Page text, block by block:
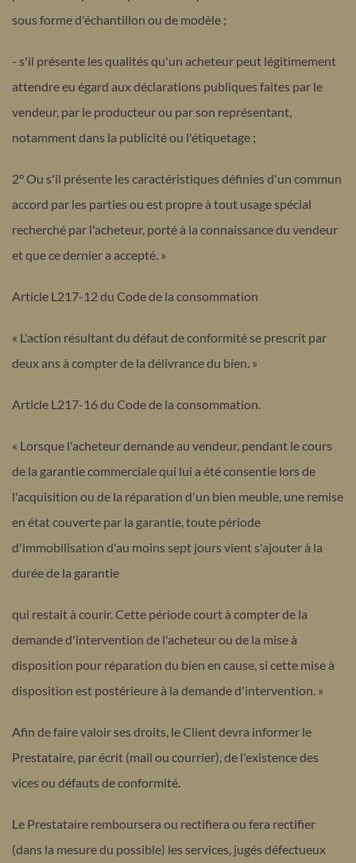
sous forme d'échantillon ou de modèle ;
- s'il présente les qualités qu'un acheteur peut légitimement
attendre eu égard aux déclarations publiques faites par le
vendeur, par le producteur ou par son représentant,
notamment dans la publicité ou l'étiquetage ;
2° Ou s'il présente les caractéristiques définies d'un commun
accord par les parties ou est propre à tout usage spécial
recherché par l'acheteur, porté à la connaissance du vendeur
et que ce dernier a accepté. »
Article L217-12 du Code de la consommation
« L'action résultant du défaut de conformité se prescrit par
deux ans à compter de la délivrance du bien. »
Article L217-16 du Code de la consommation.
« Lorsque l'acheteur demande au vendeur, pendant le cours
de la garantie commerciale qui lui a été consentie lors de
l'acquisition ou de la réparation d'un bien meuble, une remise
en état couverte par la garantie, toute période
d'immobilisation d'au moins sept jours vient s'ajouter à la
durée de la garantie
qui restait à courir. Cette période court à compter de la
demande d'intervention de l'acheteur ou de la mise à
disposition pour réparation du bien en cause, si cette mise à
disposition est postérieure à la demande d'intervention. »
Afin de faire valoir ses droits, le Client devra informer le
Prestataire, par écrit (mail ou courrier), de l'existence des
vices ou défauts de conformité.
Le Prestataire remboursera ou rectifiera ou fera rectifier
(dans la mesure du possible) les services, jugés défectueux